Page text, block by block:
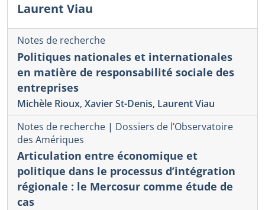
Laurent Viau
Notes de recherche
Politiques nationales et internationales
en matière de responsabilité sociale des
entreprises
Michèle Rioux, Xavier St-Denis, Laurent Viau
Notes de recherche | Dossiers de l’Observatoire
des Amériques
Articulation entre économique et
politique dans le processus d’intégration
régionale : le Mercosur comme étude de
cas